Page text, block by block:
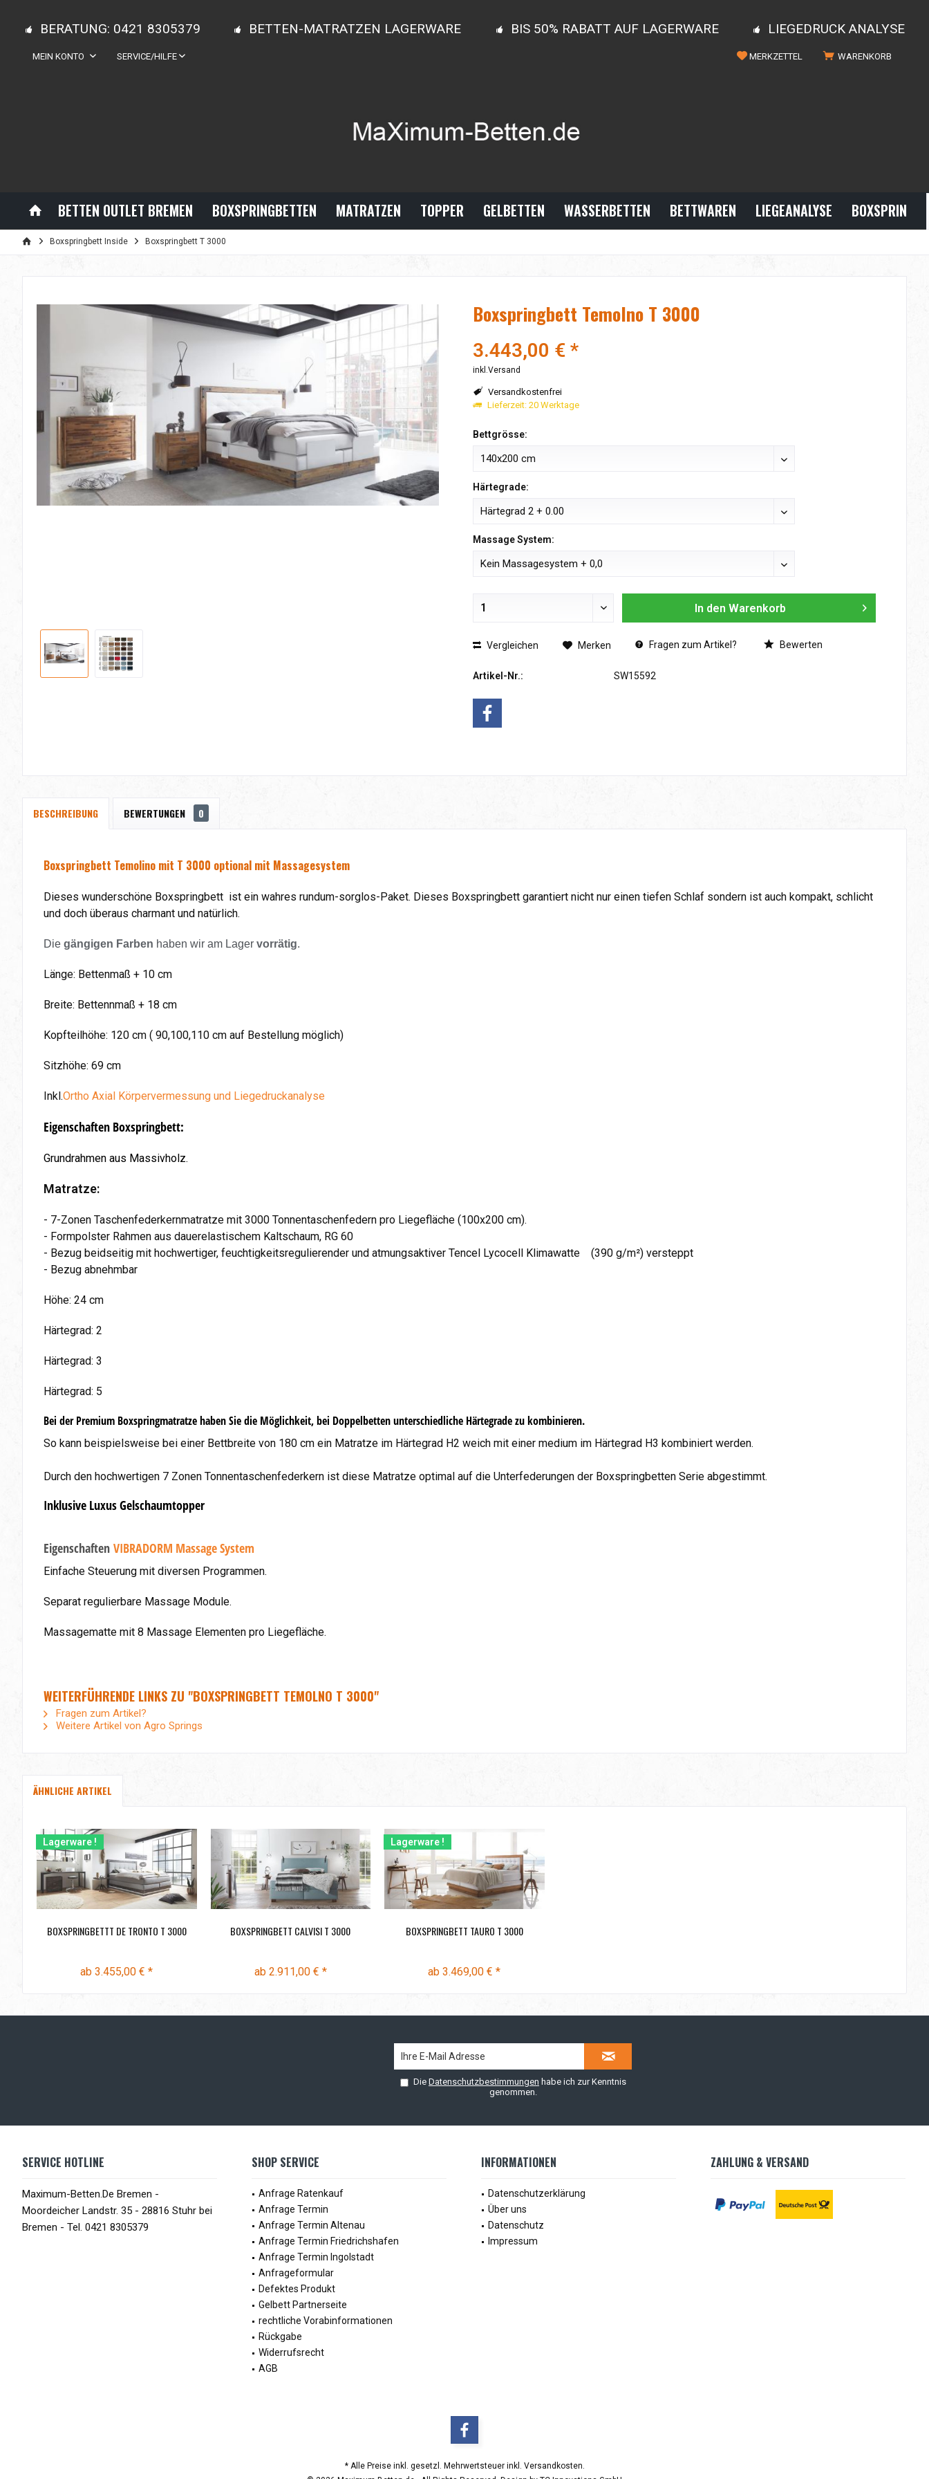
BERATUNG: 0421 8305379 BETTEN-MATRATZEN LAGERWARE BIS 50% RABATT AUF LAGERWARE LIEGEDRUCK ANALYSE
WARENKORB
MERKZETTEL
MEIN KONTO SERVICE/HILFE
BETTEN OUTLET BREMEN BOXSPRINGBETTEN MATRATZEN TOPPER GELBETTEN WASSERBETTEN BETTWAREN LIEGEANALYSE
Boxspringbett Inside Boxspringbett T 3000
Boxspringbett Temolno T 3000
3.443,00 € *
inkl.Versand
Versandkostenfrei
Lieferzeit: 20 Werktage
Bettgrösse:
Härtegrade:
Massage System:
In den Warenkorb
Vergleichen Merken Fragen zum Artikel? Bewerten
Artikel-Nr.: SW15592
BESCHREIBUNG BEWERTUNGEN 0
Boxspringbett Temolino mit T 3000 optional mit Massagesystem
Dieses wunderschöne Boxspringbett ist ein wahres rundum-sorglos-Paket. Dieses Boxspringbett garantiert nicht nur einen tiefen Schlaf sondern ist auch kompakt, schlicht
und doch überaus charmant und natürlich.
Die gängigen Farben haben wir am Lager vorrätig.
Länge: Bettenmaß + 10 cm
Breite: Bettennmaß + 18 cm
Kopfteilhöhe: 120 cm ( 90,100,110 cm auf Bestellung möglich)
Sitzhöhe: 69 cm
Inkl.Ortho Axial Körpervermessung und Liegedruckanalyse
Eigenschaften Boxspringbett:
Grundrahmen aus Massivholz.
Matratze:
- 7-Zonen Taschenfederkernmatratze mit 3000 Tonnentaschenfedern pro Liegefläche (100x200 cm).
- Formpolster Rahmen aus dauerelastischem Kaltschaum, RG 60
- Bezug beidseitig mit hochwertiger, feuchtigkeitsregulierender und atmungsaktiver Tencel Lycocell Klimawatte (390 g/m²) versteppt
- Bezug abnehmbar
Höhe: 24 cm
Härtegrad: 2
Härtegrad: 3
Härtegrad: 5
Bei der Premium Boxspringmatratze haben Sie die Möglichkeit, bei Doppelbetten unterschiedliche Härtegrade zu kombinieren.
So kann beispielsweise bei einer Bettbreite von 180 cm ein Matratze im Härtegrad H2 weich mit einer medium im Härtegrad H3 kombiniert werden.
Durch den hochwertigen 7 Zonen Tonnentaschenfederkern ist diese Matratze optimal auf die Unterfederungen der Boxspringbetten Serie abgestimmt.
Inklusive Luxus Gelschaumtopper
Eigenschaften VIBRADORM Massage System
Einfache Steuerung mit diversen Programmen.
Separat regulierbare Massage Module.
Massagematte mit 8 Massage Elementen pro Liegefläche.
WEITERFÜHRENDE LINKS ZU "BOXSPRINGBETT TEMOLNO T 3000"
Fragen zum Artikel?
Weitere Artikel von Agro Springs
ÄHNLICHE ARTIKEL
Lagerware !
BOXSPRINGBETTT DE TRONTO T 3000
ab 3.455,00 € *
BOXSPRINGBETT CALVISI T 3000
ab 2.911,00 € *
Lagerware !
BOXSPRINGBETT TAURO T 3000
ab 3.469,00 € *
Die Datenschutzbestimmungen habe ich zur Kenntnis
genommen.
SERVICE HOTLINE
Maximum-Betten.De Bremen -
Moordeicher Landstr. 35 - 28816 Stuhr bei
Bremen - Tel. 0421 8305379
SHOP SERVICE
Anfrage Ratenkauf
Anfrage Termin
Anfrage Termin Altenau
Anfrage Termin Friedrichshafen
Anfrage Termin Ingolstadt
Anfrageformular
Defektes Produkt
Gelbett Partnerseite
rechtliche Vorabinformationen
Rückgabe
Widerrufsrecht
AGB
INFORMATIONEN
Datenschutzerklärung
Über uns
Datenschutz
Impressum
ZAHLUNG & VERSAND
* Alle Preise inkl. gesetzl. Mehrwertsteuer inkl. Versandkosten.